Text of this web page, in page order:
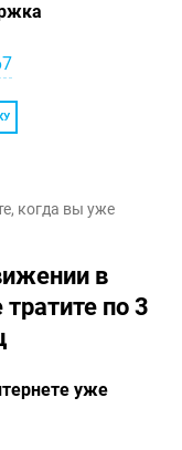
когда вы уже
в
по 3
уже